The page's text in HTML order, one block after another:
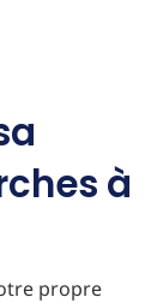
à
propre